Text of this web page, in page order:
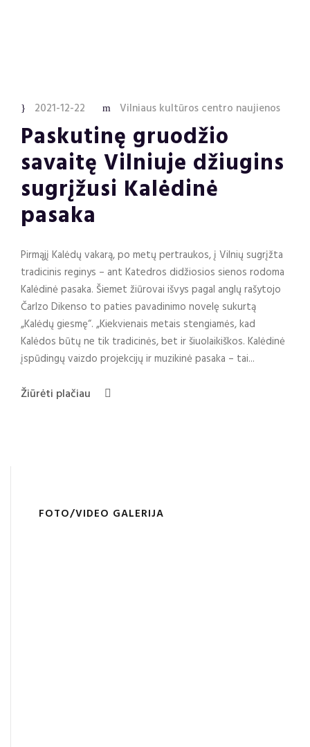
2021-12-22 Vilniaus kultūros centro naujienos
Paskutinę gruodžio
savaitę Vilniuje džiugins
sugrįžusi Kalėdinė
pasaka
Pirmąjį Kalėdų vakarą, po metų pertraukos, į Vilnių sugrįžta
tradicinis reginys – ant Katedros didžiosios sienos rodoma
Kalėdinė pasaka. Šiemet žiūrovai išvys pagal anglų rašytojo
Čarlzo Dikenso to paties pavadinimo novelę sukurtą
„Kalėdų giesmę“. „Kiekvienais metais stengiamės, kad
Kalėdos būtų ne tik tradicinės, bet ir šiuolaikiškos. Kalėdinė
įspūdingų vaizdo projekcijų ir muzikinė pasaka – tai...
Žiūrėti plačiau
FOTO/VIDEO GALERIJA